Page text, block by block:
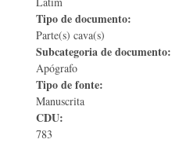
Tipo de documento:
Parte(s) cava(s)
Subcategoria de documento:
Apógrafo
Tipo de fonte:
Manuscrita
CDU:
783